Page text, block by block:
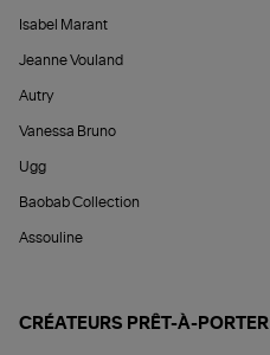
Isabel Marant
Jeanne Vouland
Autry
Vanessa Bruno
Ugg
Baobab Collection
Assouline
CRÉATEURS PRÊT-À-PORTER